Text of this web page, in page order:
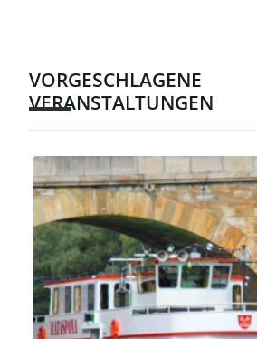
VORGESCHLAGENE
VERANSTALTUNGEN